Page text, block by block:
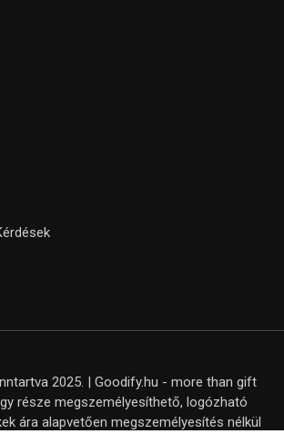
2025. | Goodify.hu - more than gift
része megszemélyesíthető, logózható
ára alapvetően megszemélyesítés nélkül